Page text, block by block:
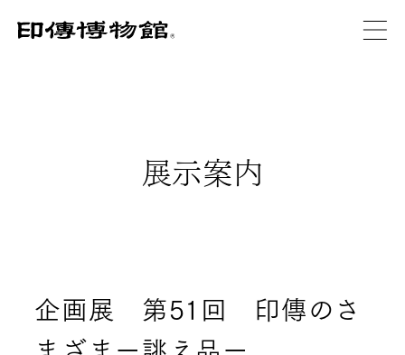
展示案内
企画展 第51回 印傳のさ